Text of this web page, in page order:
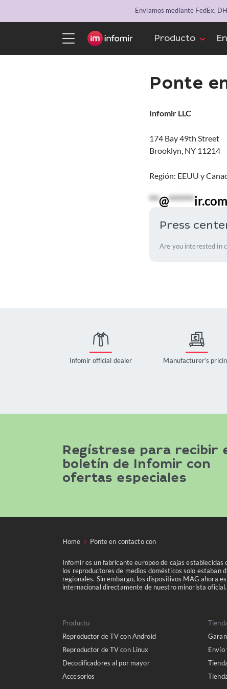
Enviamos mediante FedEx,
Producto
Ponte
Infomir LLC
174 Bay 49th Street
Brooklyn, NY 11214
Región: EEUU y
**@*****ir.com
Press
Are you interested in
Infomir official dealer Manufacturer’s
Regístrese para recibir
boletín de Infomir con
ofertas especiales
Home Ponte en contacto con
Infomir es un fabricante europeo de cajas
los reproductores de medios domésticos solo estaban
regionales. Sin embargo, los dispositivos MAG ahora
internacional directamente de nuestro minorista oficial.
Producto
Reproductor de TV con Android
Reproductor de TV con Linux
Decodificadores al por mayor
Accesorios
Envío